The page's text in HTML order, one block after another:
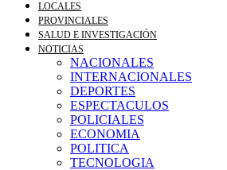
LOCALES
PROVINCIALES
SALUD E INVESTIGACIÓN
NOTICIAS
NACIONALES
INTERNACIONALES
DEPORTES
ESPECTACULOS
POLICIALES
ECONOMIA
POLITICA
TECNOLOGIA